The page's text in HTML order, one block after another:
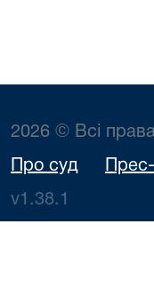
2026 © Всі
Про суд
v1.38.1